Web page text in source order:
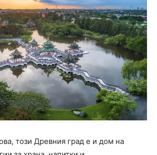
този Древния град е и дом на